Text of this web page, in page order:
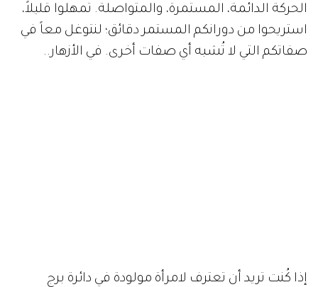
الحركة الدائمة، المستمرة، والمتواصلة. تمهلوا قليلاً،
استريحوا من دورانكم المستمر دقائق؛ لنتوغل معاً في
صفاتكم التي لا تُشبه أي صفات أخرى. في الأزهار..
إذا كُنت تريد أن تعترف لامرأة مولودة في دائرة برج